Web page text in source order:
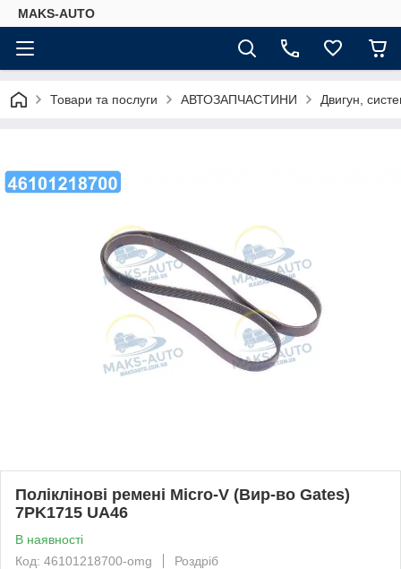
MAKS-AUTO
Товари та послуги АВТОЗАПЧАСТИНИ Двигун,
Поліклінові ремені Micro-V (Вир-во Gates)
7PK1715 UA46
В наявності
Код: 46101218700-omg
Роздріб